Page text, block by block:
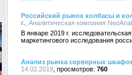
Российский рынок колбасы и
г. , Аналитическая компания
В январе 2019 г.
маркетингового исследования
Анализ рынка серверных
14.02.2019
760